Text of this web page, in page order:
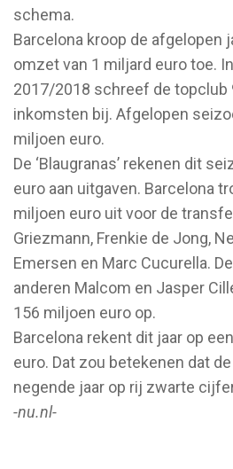
schema.
Barcelona kroop de afgelopen
omzet van 1 miljard euro toe.
2017/2018 schreef de topclub
inkomsten bij. Afgelopen
miljoen euro.
De ‘Blaugranas’ rekenen dit
euro aan uitgaven. Barcelona
miljoen euro uit voor de
Griezmann, Frenkie de Jong,
Emersen en Marc Cucurella.
anderen Malcom en Jasper
156 miljoen euro op.
Barcelona rekent dit jaar op
euro. Dat zou betekenen dat
negende jaar op rij zwarte
-nu.nl-